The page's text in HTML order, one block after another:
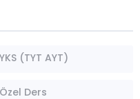
YKS (TYT AYT)
Özel Ders